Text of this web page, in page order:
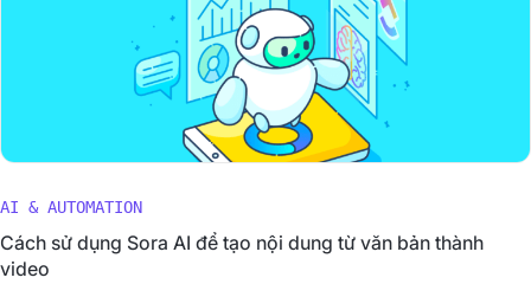
AI & AUTOMATION
Cách sử dụng Sora AI để tạo nội dung từ văn bản thành
video